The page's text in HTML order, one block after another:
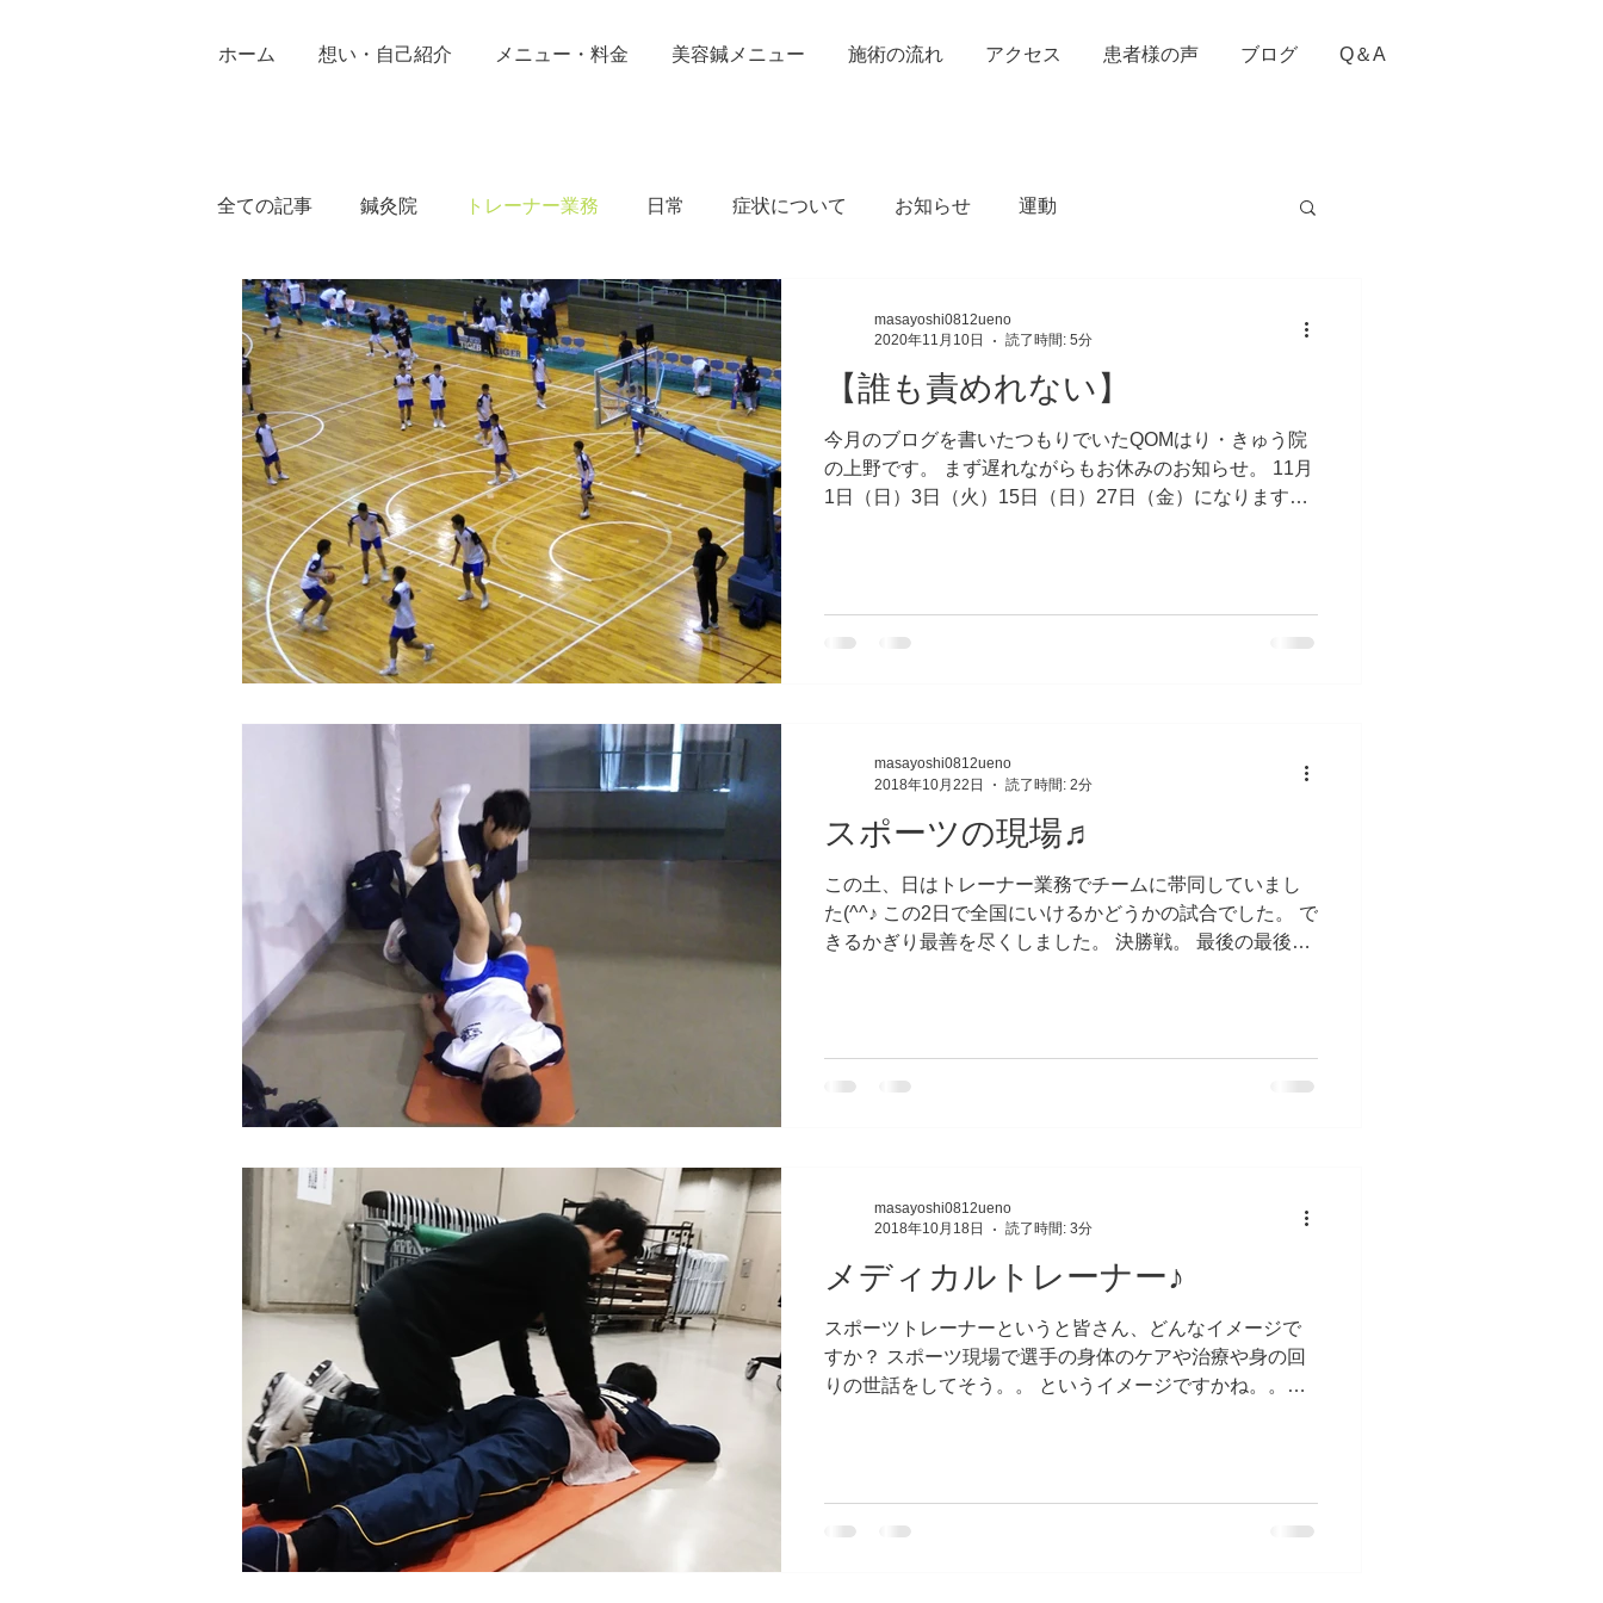
ホーム 想い・自己紹介 メニュー・料金 美容鍼メニュー 施術の流れ アクセス 患者様の声 ブログ Q＆A
全ての記事 鍼灸院 トレーナー業務 日常 症状について お知らせ 運動
【誰も責めれない】
今月のブログを書いたつもりでいたQOMはり・きゅう院
の上野です。 まず遅れながらもお休みのお知らせ。 11月
1日（日）3日（火）15日（日）27日（金）になります。
masayoshi0812ueno
2020年11月10日
読了時間: 5分
スポーツの現場♬
この土、日はトレーナー業務でチームに帯同していまし
た(^^♪ この2日で全国にいけるかどうかの試合でした。 で
きるかぎり最善を尽くしました。 決勝戦。 最後の最後ま
masayoshi0812ueno
2018年10月22日
読了時間: 2分
メディカルトレーナー♪
スポーツトレーナーというと皆さん、どんなイメージで
すか？ スポーツ現場で選手の身体のケアや治療や身の回
りの世話をしてそう。。 というイメージですかね。。。
masayoshi0812ueno
2018年10月18日
読了時間: 3分